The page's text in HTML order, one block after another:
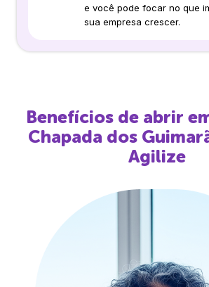
e você pode focar no que
sua empresa crescer.
Benefícios de abrir
Chapada dos
Agilize